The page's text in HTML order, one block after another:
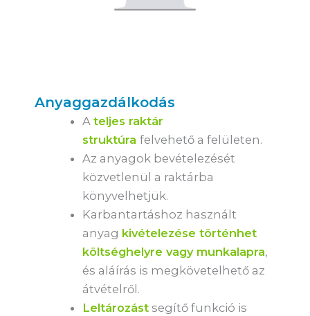
Anyaggazdálkodás
Ateljes raktár
struktúra felvehető a felületen.
Az anyagok bevételezését
közvetlenül a raktárba
könyvelhetjük.
Karbantartáshoz használt
anyag kivételezése történhet
költséghelyre vagy munkalapra,
és aláírás is megkövetelhető az
átvételről.
Leltározást segítő funkció is